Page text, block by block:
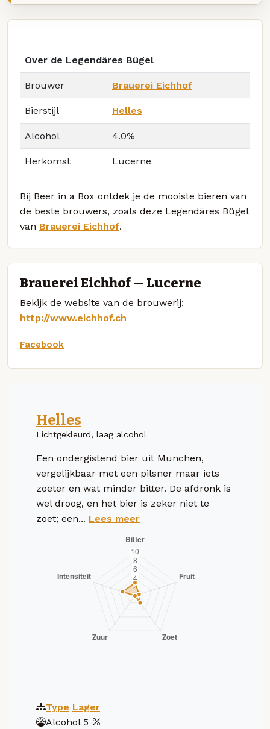
Over de Legendäres Bügel
Brouwer Brauerei Eichhof
Bierstijl Helles
Alcohol 4.0%
Herkomst Lucerne
Bij Beer in a Box ontdek je de mooiste bieren van
de beste brouwers, zoals deze Legendäres Bügel
van Brauerei Eichhof.
Brauerei Eichhof — Lucerne
Bekijk de website van de brouwerij:
http://www.eichhof.ch
Facebook
Helles
Lichtgekleurd, laag alcohol
Een ondergistend bier uit Munchen,
vergelijkbaar met een pilsner maar iets
zoeter en wat minder bitter. De afdronk is
wel droog, en het bier is zeker niet te
zoet; een... Lees meer
Type Lager
Alcohol 5